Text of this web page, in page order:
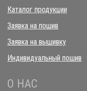
Каталог продукции
Заявка на пошив
Заявка на вышивку
Индивидуальный пошив
О НАС